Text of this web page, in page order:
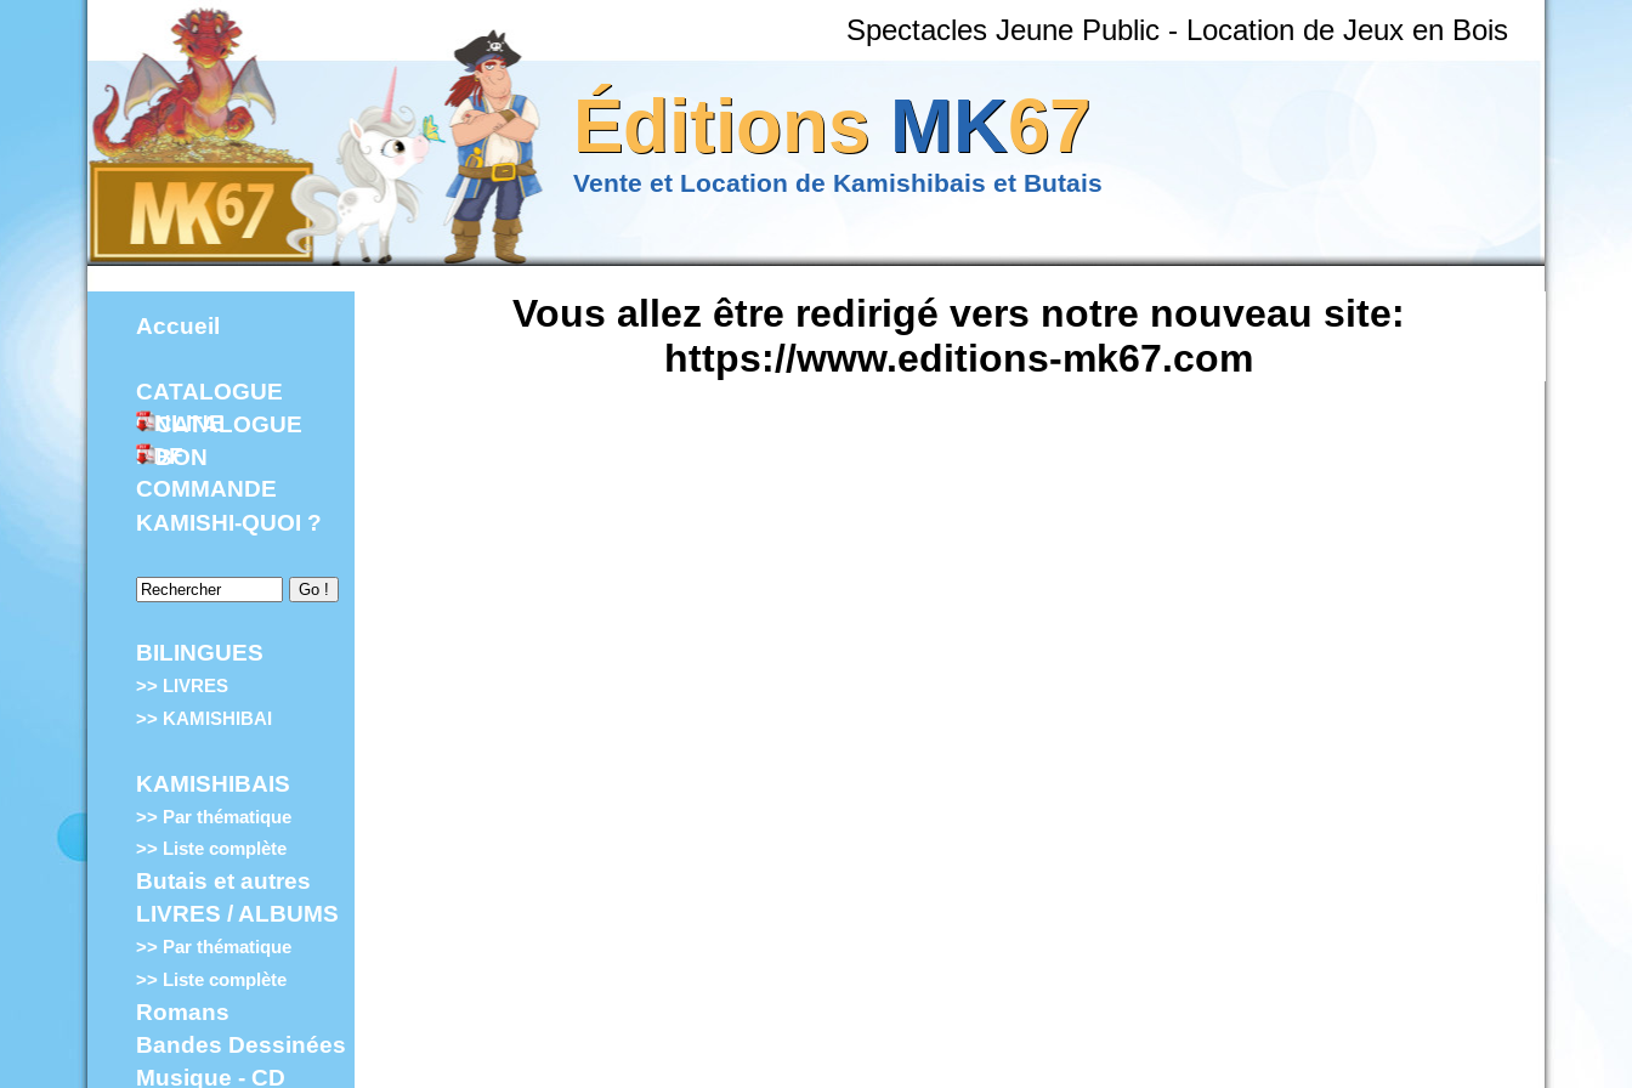
Spectacles Jeune Public - Location de Jeux en Bois
Éditions MK67
Vente et Location de Kamishibais et Butais
Accueil
CATALOGUE
ONLINE
CATALOGUE
PDF
BON
COMMANDE
KAMISHI-QUOI ?
BILINGUES
>> LIVRES
>> KAMISHIBAI
KAMISHIBAIS
>> Par thématique
>> Liste complète
Butais et autres
LIVRES / ALBUMS
>> Par thématique
>> Liste complète
Romans
Bandes Dessinées
Musique - CD
Vous allez être redirigé vers notre nouveau site:
https://www.editions-mk67.com